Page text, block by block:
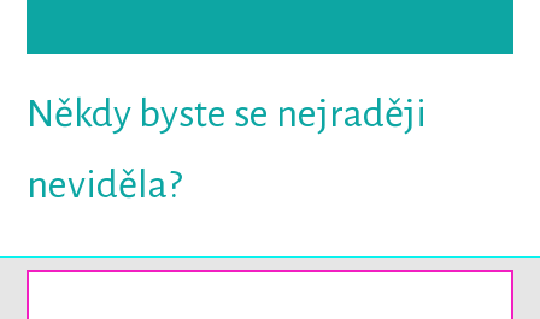
Někdy byste se nejraději
neviděla?